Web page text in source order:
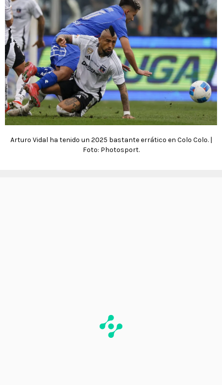
Arturo Vidal ha tenido un 2025 bastante errático en Colo Colo. |
Foto: Photosport.